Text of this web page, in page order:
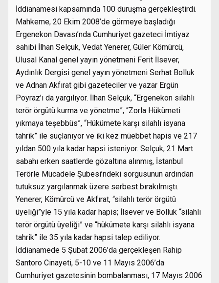
İddianamesi kapsamında 100 duruşma gerçekleştirdi.
Mahkeme, 20 Ekim 2008’de görmeye başladığı
Ergenekon Davası’nda Cumhuriyet gazeteci İmtiyaz
sahibi İlhan Selçuk, Vedat Yenerer, Güler Kömürcü,
Ulusal Kanal genel yayın yönetmeni Ferit İlsever,
Aydınlık Dergisi genel yayın yönetmeni Serhat Bolluk
ve Adnan Akfırat gibi gazeteciler ve yazar Ergün
Poyraz’ı da yargılıyor. İlhan Selçuk, “Ergenekon silahlı
terör örgütü kurma ve yönetme”, “Zorla Hükümeti
yıkmaya teşebbüs”, “Hükümete karşı silahlı isyana
tahrik” ile suçlanıyor ve iki kez müebbet hapis ve 217
yıldan 500 yıla kadar hapsi isteniyor. Selçuk, 21 Mart
sabahı erken saatlerde gözaltına alınmış, İstanbul
Terörle Mücadele Şubesi’ndeki sorgusunun ardından
tutuksuz yargılanmak üzere serbest bırakılmıştı.
Yenerer, Kömürcü ve Akfırat, “silahlı terör örgütü
üyeliği”yle 15 yıla kadar hapis; İlsever ve Bolluk “silahlı
terör örgütü üyeliği” ve “hükümete karşı silahlı isyana
tahrik” ile 35 yıla kadar hapsi talep ediliyor.
İddianamede 5 Şubat 2006’da gerçekleşen Rahip
Santoro Cinayeti, 5-10 ve 11 Mayıs 2006’da
Cumhuriyet gazetesinin bombalanması, 17 Mayıs 2006